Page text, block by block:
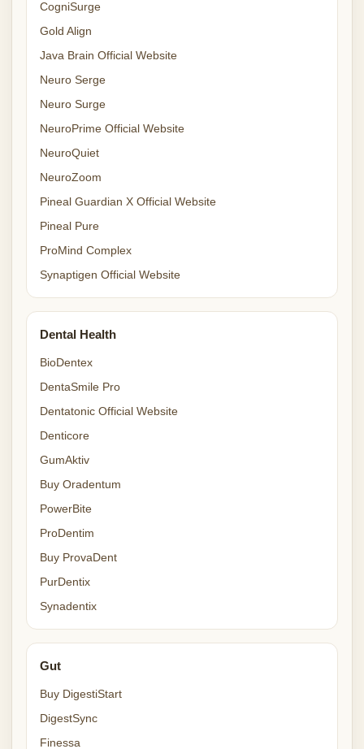
CogniSurge
Gold Align
Java Brain Official Website
Neuro Serge
Neuro Surge
NeuroPrime Official Website
NeuroQuiet
NeuroZoom
Pineal Guardian X Official Website
Pineal Pure
ProMind Complex
Synaptigen Official Website
Dental Health
BioDentex
DentaSmile Pro
Dentatonic Official Website
Denticore
GumAktiv
Buy Oradentum
PowerBite
ProDentim
Buy ProvaDent
PurDentix
Synadentix
Gut
Buy DigestiStart
DigestSync
Finessa